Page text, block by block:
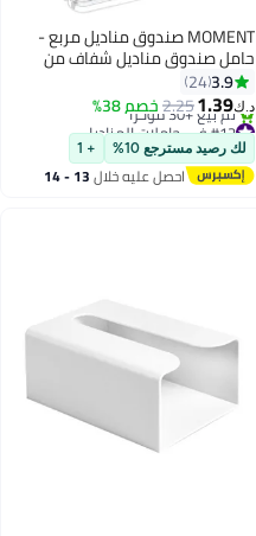
MOMENT صندوق مناديل مربع -
حامل صندوق مناديل شفاف من
الأكريليك للمكتب، طاولة الزينة في
الحمام، خزانة النوم، أو طاولة السرير
الجانبية
3.9
24
د.ك‏1.39
2.25خصم 38%
#12 في حاملات المناديل
أقل سعر في 7 يوم
تم بيع +30 مؤخرًا
#12 في حاملات المناديل
لك رصيد مسترجع 10% + 1
احصل عليه خلال 13 - 14